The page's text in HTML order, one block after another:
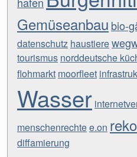
Gemüseanbau bio-
datenschutz haustiere
tourismus norddeutsche
flohmarkt moorfleet
Wasser
menschenrechtee.on
diffamierung